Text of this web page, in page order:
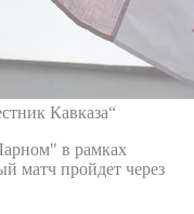
Кавказа“
в рамках
матч пройдет через